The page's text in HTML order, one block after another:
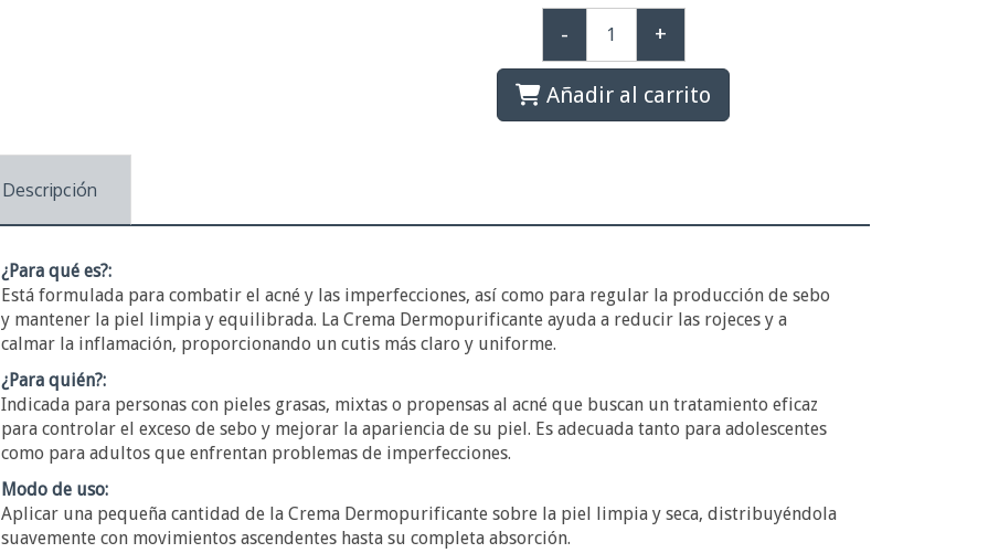
- +
Añadir al carrito
Descripción
¿Para qué es?:
Está formulada para combatir el acné y las imperfecciones, así como para regular la producción de sebo
y mantener la piel limpia y equilibrada. La Crema Dermopurificante ayuda a reducir las rojeces y a
calmar la inflamación, proporcionando un cutis más claro y uniforme.
¿Para quién?:
Indicada para personas con pieles grasas, mixtas o propensas al acné que buscan un tratamiento eficaz
para controlar el exceso de sebo y mejorar la apariencia de su piel. Es adecuada tanto para adolescentes
como para adultos que enfrentan problemas de imperfecciones.
Modo de uso:
Aplicar una pequeña cantidad de la Crema Dermopurificante sobre la piel limpia y seca, distribuyéndola
suavemente con movimientos ascendentes hasta su completa absorción.